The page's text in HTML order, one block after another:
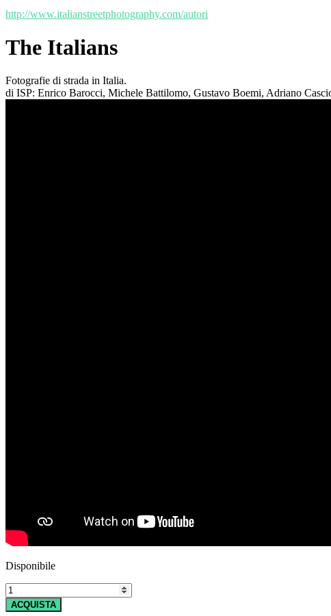
http://www.italianstreetphotography.com/autori
The Italians
Fotografie di strada in Italia.
di ISP: Enrico Barocci, Michele Battilomo, Gustavo Boemi, Adriano
Disponibile
The
Italians
quantità
ACQUISTA